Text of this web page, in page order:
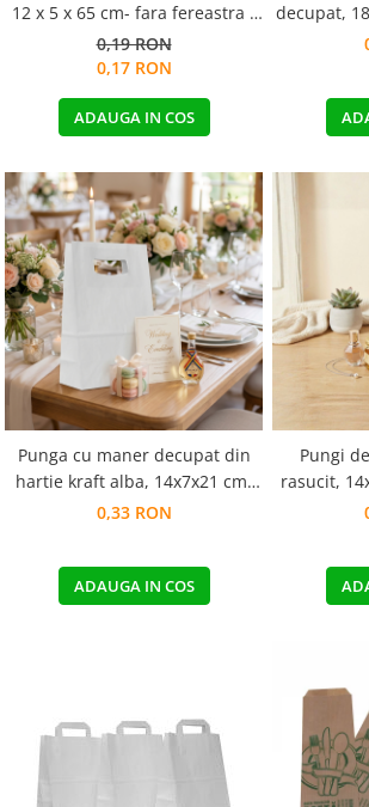
12 x 5 x 65 cm- fara fereastra -
NATUR
0,19 RON
0,17 RON
ADAUGA IN COS
decupat,
Punga cu maner decupat din
hartie kraft alba, 14x7x21 cm,
250 buc.
0,33 RON
ADAUGA IN COS
Pungi
rasucit,